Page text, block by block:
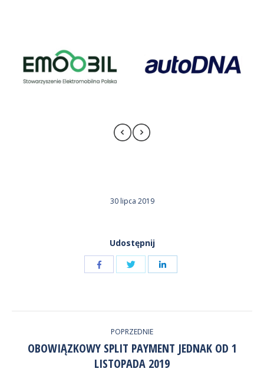
30 lipca 2019
Udostępnij
Udostępnij
przez
Twitter
Udostępnij
WPISÓW
POPRZEDNIE
Poprzedni
wpis:
OBOWIĄZKOWY SPLIT PAYMENT JEDNAK OD 1
LISTOPADA 2019